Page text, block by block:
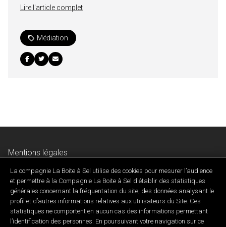
Lire l'article complet
Médiation
Mentions légales
Contactez-nous
La compagnie La Boite à Sel utilise des cookies pour mesurer l’audience
et permettre à la Compagnie La Boite à Sel d'établir des statistiques
générales concernant la fréquentation du site, des données analysant le
profil et d’autres informations relatives aux utilisateurs du Site. Ces
statistiques ne comportent en aucun cas des informations permettant
l’identification des personnes. En poursuivant votre navigation sur ce